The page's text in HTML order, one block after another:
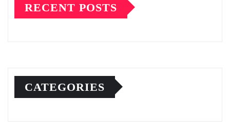
RECENT POSTS
CATEGORIES